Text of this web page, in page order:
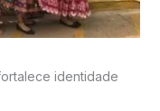
identidade